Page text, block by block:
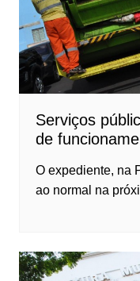
Serviços
de
O expediente, na
ao normal na